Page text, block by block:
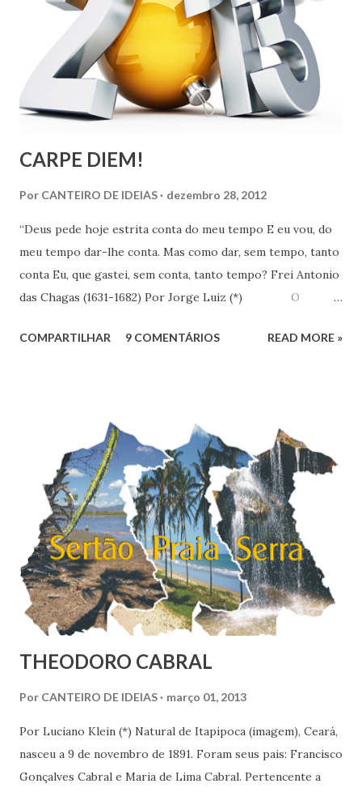
CARPE DIEM!
Por CANTEIRO DE IDEIAS dezembro 28, 2012
“Deus pede hoje estrita conta do meu tempo E eu vou, do
meu tempo dar-lhe conta. Mas como dar, sem tempo, tanto
conta Eu, que gastei, sem conta, tanto tempo? Frei Antonio
das Chagas (1631-1682) Por Jorge Luiz (*) O
no dia 18 último, resultado de pesquisa que revela que em
uma felicidade média de 6,8 no Brasil em 2010. O
Nordeste é a região mais feliz do Brasil, com nota média de
7,38. Se fosse considerado um país, nós nordestinos
ficaríamos em 9º na classificação global, entre belgas e
finlandeses. Apesar de ser considerada a região mais rica
do Brasil, o Sudoeste foi con...
COMPARTILHAR 9 COMENTÁRIOS READ MORE »
THEODORO CABRAL
Por CANTEIRO DE IDEIAS março 01, 2013
Por Luciano Klein (*) Natural de Itapipoca (imagem), Ceará,
nasceu a 9 de novembro de 1891. Foram seus pais: Francisco
Gonçalves Cabral e Maria de Lima Cabral. Pertencente a